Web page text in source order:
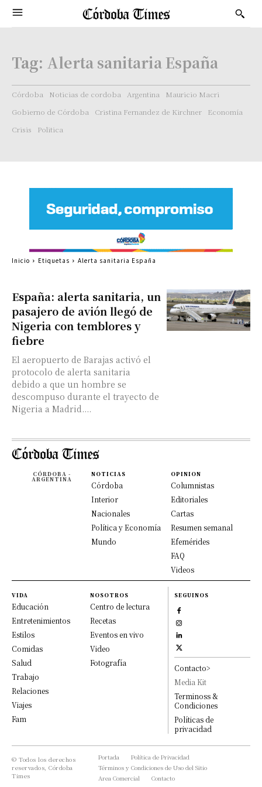
Tag: Alerta sanitaria España
Córdoba Noticias de cordoba Argentina
Mauricio Macri
Gobierno de Córdoba
Cristina Fernandez de Kirchner
Economía
Crisis
Politica
España: alerta sanitaria, un
pasajero de avión llegó de
Nigeria con temblores y
fiebre
El aeropuerto de Barajas activó el
protocolo de alerta sanitaria
debido a que un hombre se
descompuso durante el trayecto de
Nigeria a Madrid....
Inicio Etiquetas Alerta sanitaria España
CÓRDOBA -
ARGENTINA
NOTICIAS
Córdoba
Interior
Nacionales
Política y Economía
Mundo
OPINION
Columnistas
Editoriales
Cartas
Resumen semanal
Efemérides
FAQ
Videos
VIDA
Educación
Entretenimientos
Estilos
Comidas
Salud
Trabajo
Relaciones
Viajes
Fam
NOSOTROS
Centro de lectura
Recetas
Eventos en vivo
Video
Fotografía
SEGUINOS
Contacto>
Media Kit
Terminoss &
Condiciones
Políticas de
privacidad
© Todos los derechos
reservados, Córdoba
Times
Portada
Política de Privacidad
Términos y Condiciones de Uso del Sitio
Area Comercial
Contacto